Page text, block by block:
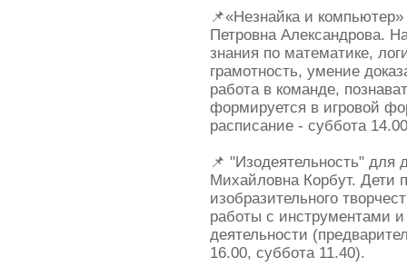
📌«Незнайка и
Петровна Александрова.
знания по математике,
грамотность, умение
работа в команде,
формируется в игровой
расписание - суббота
📌 "Изодеятельность" для
Михайловна Корбут. Дети
изобразительного
работы с инструментами
деятельности
16.00, суббота 11.40).